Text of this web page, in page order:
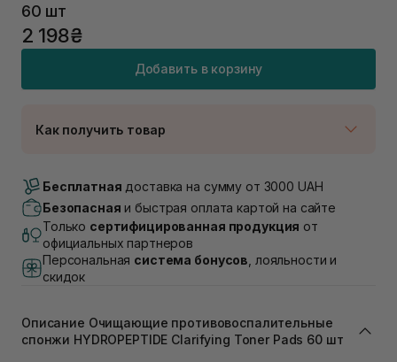
60 шт
2 198₴
Добавить в корзину
Как получить товар
В наличии
Самовывоз г. Луцк, Винниченка 4
Нет в наличии!
Самовывоз г. Львов, ул. Академика Подстригача,
1В (Duck's Lake)
Нет в наличии!
Самовывоз Львов (Ивана Франко 36)
Самовывоз г. Львов ул. Степана Бандеры 43
Нет в наличии!
Бесплатная доставка на сумму от 3000 UAH
Безопасная и быстрая оплата картой на сайте
Только сертифицированная продукция от
официальных партнеров
Персональная система бонусов , лояльности и
скидок
Описание Очищающие противовоспалительные
спонжи HYDROPEPTIDE Clarifying Toner Pads 60 шт